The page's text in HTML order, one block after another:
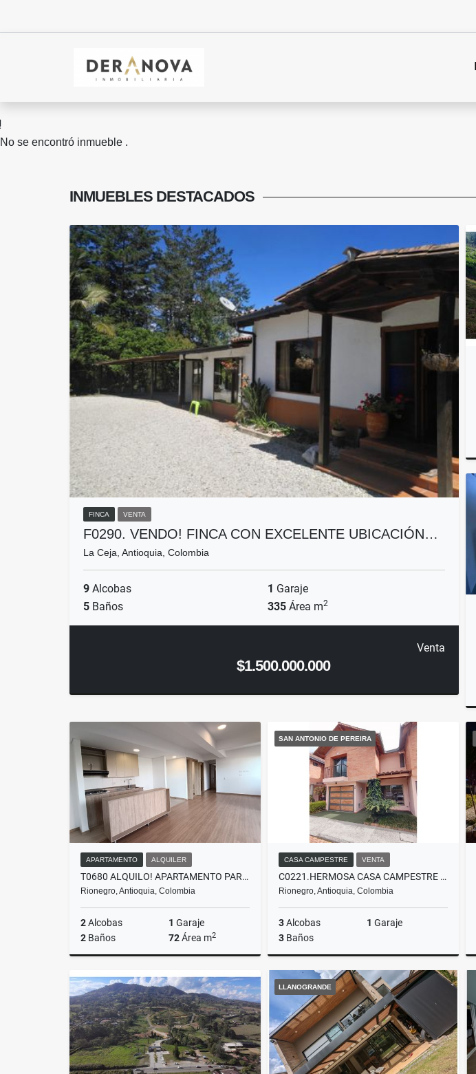
No se encontró inmueble .
INMUEBLES DESTACADOS
FINCA VENTA
F0290. VENDO! FINCA CON EXCELENTE UBICACIÓN…
La Ceja, Antioquia, Colombia
9 Alcobas 1 Garaje
5 Baños 335 Área m2
Venta
$1.500.000.000
APARTAMENTO ALQUILER
T0680 ALQUILO! APARTAMENTO PARA ESTRENAR EN UNIDAD CERRADA EN RIONEGRO
Rionegro, Antioquia, Colombia
2Alcobas 1 Garaje
2 Baños 72Área m2
Alquiler
$2.400.000
SAN ANTONIO DE PEREIRA
CASA CAMPESTRE VENTA
C0221.HERMOSA CASA CAMPESTRE EN UNIDAD, SAN ANTONIO DE PEREIRA
Rionegro, Antioquia, Colombia
3Alcobas 1 Garaje
3 Baños
Venta
$770.000.000
LLANOGRANDE